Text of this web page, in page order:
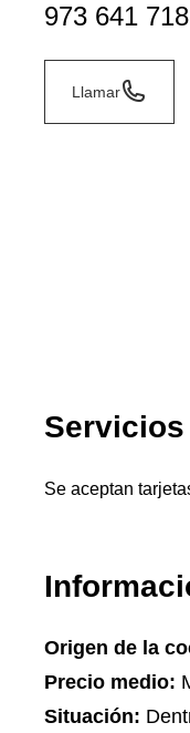
973 641 718
Llamar
Servicios
Se aceptan
Origen de la
Precio medio:
Situación: